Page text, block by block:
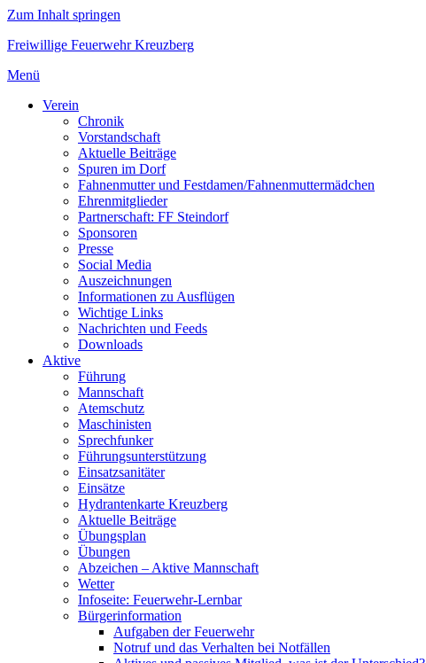
Zum Inhalt springen
Freiwillige Feuerwehr Kreuzberg
Menü
Verein
Chronik
Vorstandschaft
Aktuelle Beiträge
Spuren im Dorf
Fahnenmutter und Festdamen/Fahnenmuttermädchen
Ehrenmitglieder
Partnerschaft: FF Steindorf
Sponsoren
Presse
Social Media
Auszeichnungen
Informationen zu Ausflügen
Wichtige Links
Nachrichten und Feeds
Downloads
Aktive
Führung
Mannschaft
Atemschutz
Maschinisten
Sprechfunker
Führungsunterstützung
Einsatzsanitäter
Einsätze
Hydrantenkarte Kreuzberg
Aktuelle Beiträge
Übungsplan
Übungen
Abzeichen – Aktive Mannschaft
Wetter
Infoseite: Feuerwehr-Lernbar
Bürgerinformation
Aufgaben der Feuerwehr
Notruf und das Verhalten bei Notfällen